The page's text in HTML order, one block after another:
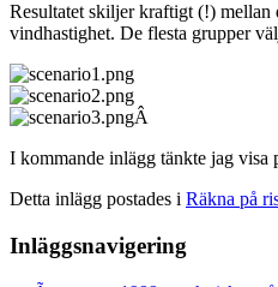
Resultatet skiljer kraftigt (!) mellan
vindhastighet. De flesta grupper
Â
I kommande inlägg tänkte jag visa
Detta inlägg postades i Räkna på
Inläggsnavigering